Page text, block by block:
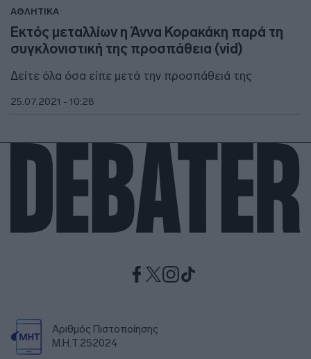
ΑΘΛΗΤΙΚΑ
Εκτός μεταλλίων η Άννα Κορακάκη παρά τη
συγκλονιστική της προσπάθεια (vid)
Δείτε όλα όσα είπε μετά την προσπάθειά της
25.07.2021 - 10:28
Αριθμός Πιστοποίησης
Μ.Η.Τ.252024